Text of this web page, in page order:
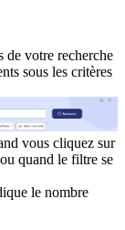
de votre recherche
sous les critères
vous cliquez sur
quand le filtre se
le nombre